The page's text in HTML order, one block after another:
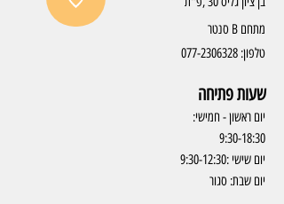
מתחם B סנטר
טלפון: 077-2306328
שעות פתיחה
יום ראשון - חמישי:
9:30-18:30
יום שישי :9:30-12:30
יום שבת: סגור